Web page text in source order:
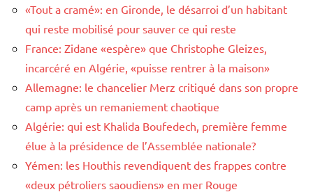
«Tout a cramé»: en Gironde, le désarroi d’un habitant
qui reste mobilisé pour sauver ce qui reste
France: Zidane «espère» que Christophe Gleizes,
incarcéré en Algérie, «puisse rentrer à la maison»
Allemagne: le chancelier Merz critiqué dans son propre
camp après un remaniement chaotique
Algérie: qui est Khalida Boufedech, première femme
élue à la présidence de l’Assemblée nationale?
Yémen: les Houthis revendiquent des frappes contre
«deux pétroliers saoudiens» en mer Rouge